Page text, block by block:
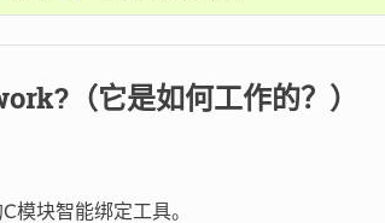
（它是如何工作的？）
模块智能绑定工具。